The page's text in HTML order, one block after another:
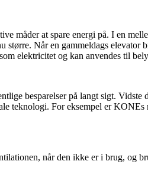
måder at spare energi på. I en
Når en gammeldags elevator
elektricitet og kan anvendes til
besparelser på langt sigt.
teknologi. For eksempel er
når den ikke er i brug, og